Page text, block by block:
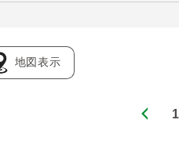
地図表示
1